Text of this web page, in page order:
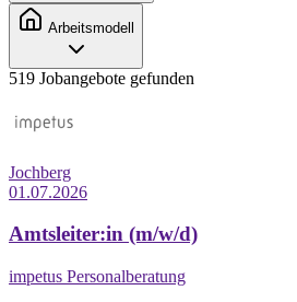
Arbeitsmodell
519 Jobangebote gefunden
Jochberg
01.07.2026
Amtsleiter:in (m/w/d)
impetus Personalberatung